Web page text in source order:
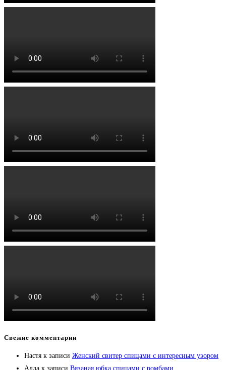
Свежие комментарии
Настя к записи Женский свитер спицами с интересным узором
Алла к записи Вязаная юбка спицами с ромбами